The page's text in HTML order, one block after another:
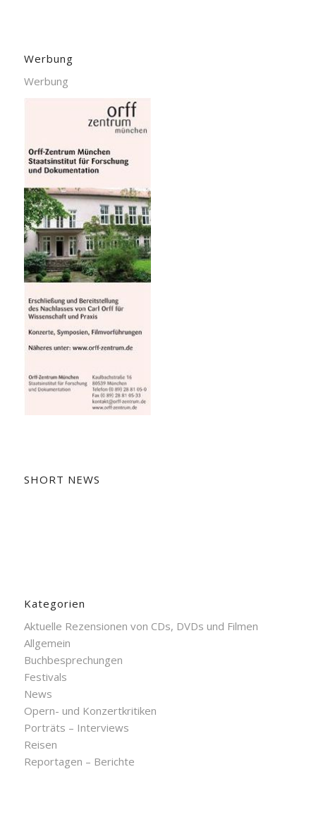
Werbung
Werbung
SHORT NEWS
Kategorien
Aktuelle Rezensionen von CDs, DVDs und Filmen
Allgemein
Buchbesprechungen
Festivals
News
Opern- und Konzertkritiken
Porträts – Interviews
Reisen
Reportagen – Berichte